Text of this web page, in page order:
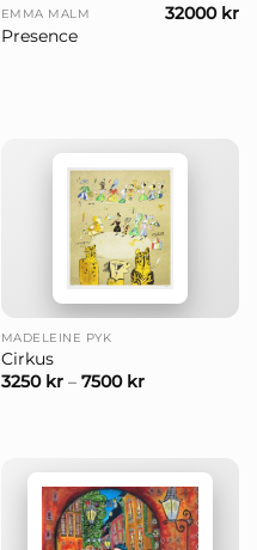
EMMA MALM
Presence
32000 kr
MADELEINE PYK
Cirkus
3250 kr– 7500 kr